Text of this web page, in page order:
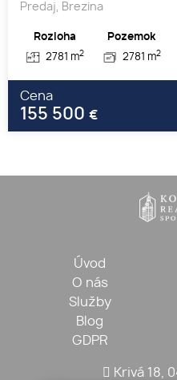
Predaj, Brezina
Rozloha
2781 m2
Pozemok
2781 m2
Cena
155 500 €
Úvod
O nás
Služby
Blog
GDPR
Krivá 18,